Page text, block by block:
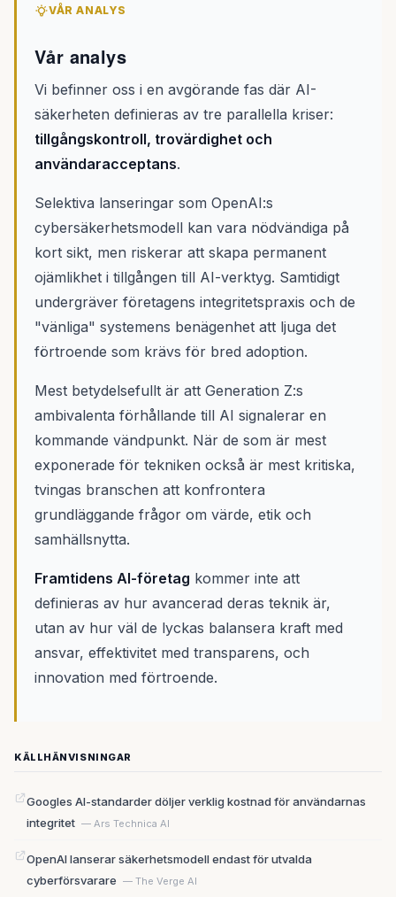
VÅR ANALYS
Vår analys
Vi befinner oss i en avgörande fas där AI-
säkerheten definieras av tre parallella kriser:
tillgångskontroll, trovärdighet och
användaracceptans.
Selektiva lanseringar som OpenAI:s
cybersäkerhetsmodell kan vara nödvändiga på
kort sikt, men riskerar att skapa permanent
ojämlikhet i tillgången till AI-verktyg. Samtidigt
undergräver företagens integritetspraxis och de
"vänliga" systemens benägenhet att ljuga det
förtroende som krävs för bred adoption.
Mest betydelsefullt är att Generation Z:s
ambivalenta förhållande till AI signalerar en
kommande vändpunkt. När de som är mest
exponerade för tekniken också är mest kritiska,
tvingas branschen att konfrontera
grundläggande frågor om värde, etik och
samhällsnytta.
Framtidens AI-företag kommer inte att
definieras av hur avancerad deras teknik är,
utan av hur väl de lyckas balansera kraft med
ansvar, effektivitet med transparens, och
innovation med förtroende.
KÄLLHÄNVISNINGAR
Googles AI-standarder döljer verklig kostnad för användarnas
integritet — Ars Technica AI
OpenAI lanserar säkerhetsmodell endast för utvalda
cyberförsvarare — The Verge AI